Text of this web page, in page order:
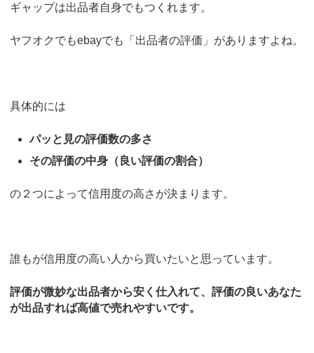
ギャップは出品者自身でもつくれます。
ヤフオクでもebayでも「出品者の評価」がありますよね。
具体的には
パッと見の評価数の多さ
その評価の中身（良い評価の割合）
の２つによって信用度の高さが決まります。
誰もが信用度の高い人から買いたいと思っています。
評価が微妙な出品者から安く仕入れて、評価の良いあなた
が出品すれば高値で売れやすいです。